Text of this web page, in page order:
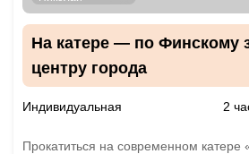
На катере — по Финскому
центру города
Индивидуальная 2
Прокатиться на современном катере